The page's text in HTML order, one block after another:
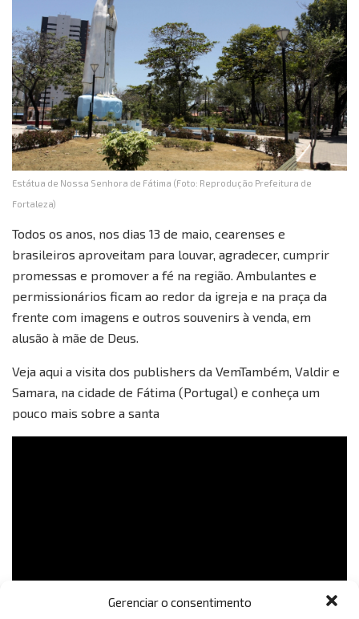
Gerenciar o consentimento
Estátua de Nossa Senhora de Fátima (Foto: Reprodução Prefeitura de
Fortaleza)
Todos os anos, nos dias 13 de maio, cearenses e
brasileiros aproveitam para louvar, agradecer, cumprir
promessas e promover a fé na região. Ambulantes e
permissionários ficam ao redor da igreja e na praça da
frente com imagens e outros souvenirs à venda, em
alusão à mãe de Deus.
Veja aqui a visita dos publishers da VemTambém, Valdir e
Samara, na cidade de Fátima (Portugal) e conheça um
pouco mais sobre a santa